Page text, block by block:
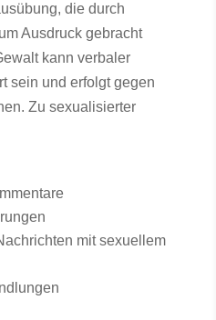
die durch
Ausdruck gebracht
kann verbaler
sein und erfolgt gegen
Zu sexualisierter
mit sexuellem